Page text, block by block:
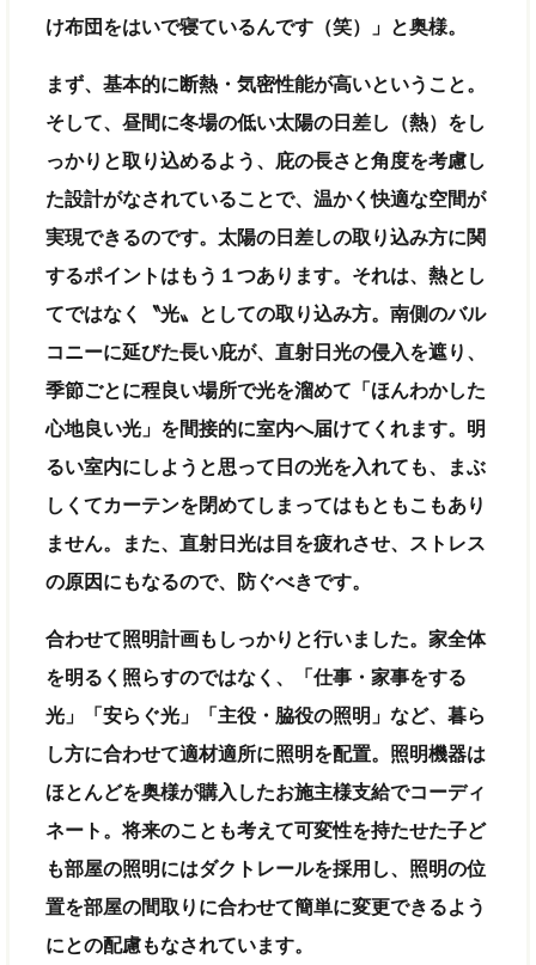
け布団をはいで寝ているんです（笑）」と奥様。
まず、基本的に断熱・気密性能が高いということ。
そして、昼間に冬場の低い太陽の日差し（熱）をし
っかりと取り込めるよう、庇の長さと角度を考慮し
た設計がなされていることで、温かく快適な空間が
実現できるのです。太陽の日差しの取り込み方に関
するポイントはもう１つあります。それは、熱とし
てではなく〝光〟としての取り込み方。南側のバル
コニーに延びた長い庇が、直射日光の侵入を遮り、
季節ごとに程良い場所で光を溜めて「ほんわかした
心地良い光」を間接的に室内へ届けてくれます。明
るい室内にしようと思って日の光を入れても、まぶ
しくてカーテンを閉めてしまってはもともこもあり
ません。また、直射日光は目を疲れさせ、ストレス
の原因にもなるので、防ぐべきです。
合わせて照明計画もしっかりと行いました。家全体
を明るく照らすのではなく、「仕事・家事をする
光」「安らぐ光」「主役・脇役の照明」など、暮ら
し方に合わせて適材適所に照明を配置。照明機器は
ほとんどを奥様が購入したお施主様支給でコーディ
ネート。将来のことも考えて可変性を持たせた子ど
も部屋の照明にはダクトレールを採用し、照明の位
置を部屋の間取りに合わせて簡単に変更できるよう
にとの配慮もなされています。